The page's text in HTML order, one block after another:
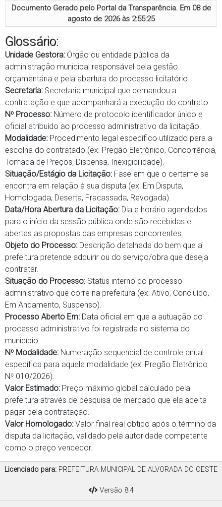
Documento Gerado pelo Portal da Transparência. Em 08 de
agosto de 2026 às 2:55:25
Glossário:
Unidade Gestora: Órgão ou entidade pública da
administração municipal responsável pela gestão
orçamentária e pela abertura do processo licitatório.
Secretaria: Secretaria municipal que demandou a
contratação e que acompanhará a execução do contrato.
Nº Processo: Número de protocolo identificador único e
oficial atribuído ao processo administrativo da licitação.
Modalidade: Procedimento legal específico utilizado para a
escolha do contratado (ex: Pregão Eletrônico, Concorrência,
Tomada de Preços, Dispensa, Inexigibilidade).
Situação/Estágio da Licitação: Fase em que o certame se
encontra em relação à sua disputa (ex: Em Disputa,
Homologada, Deserta, Fracassada, Revogada).
Data/Hora Abertura da Licitação: Dia e horário agendados
para o início da sessão pública onde são recebidas e
abertas as propostas das empresas concorrentes.
Objeto do Processo: Descrição detalhada do bem que a
prefeitura pretende adquirir ou do serviço/obra que deseja
contratar.
Situação do Processo: Status interno do processo
administrativo que corre na prefeitura (ex: Ativo, Concluído,
Em Andamento, Suspenso).
Processo Aberto Em: Data oficial em que a autuação do
processo administrativo foi registrada no sistema do
município.
Nº Modalidade: Numeração sequencial de controle anual
específica para aquela modalidade (ex: Pregão Eletrônico
Nº 010/2026).
Valor Estimado: Preço máximo global calculado pela
prefeitura através de pesquisa de mercado que ela aceita
pagar pela contratação.
Valor Homologado: Valor final real obtido após o término da
disputa da licitação, validado pela autoridade competente
como o preço vencedor.
Licenciado para: PREFEITURA MUNICIPAL DE ALVORADA DO OESTE
Versão 8.4